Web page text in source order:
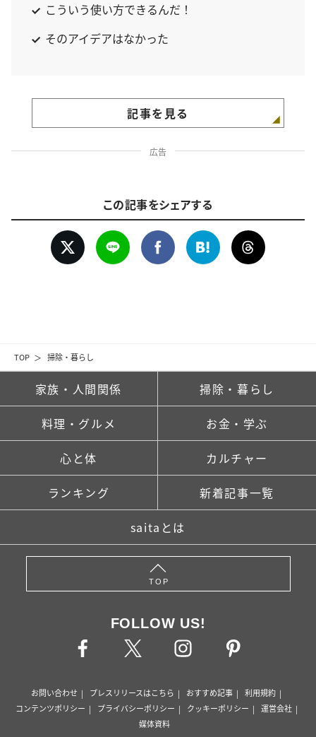
TOP 掃除・暮らし
こういう使い方できるんだ！
そのアイデアはなかった
記事を見る
広告
この記事をシェアする
家族・人間関係 掃除・暮らし
料理・グルメ お金・学ぶ
心と体 カルチャー
ランキング 新着記事一覧
saitaとは
TOP
FOLLOW US!
お問い合わせ プレスリリースはこちら おすすめ記事
利用規約
コンテンツポリシー
プライバシーポリシー クッキーポリシー
運営会社
媒体資料